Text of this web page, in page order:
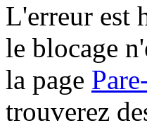
L'erreur est
le blocage
la page
trouverez